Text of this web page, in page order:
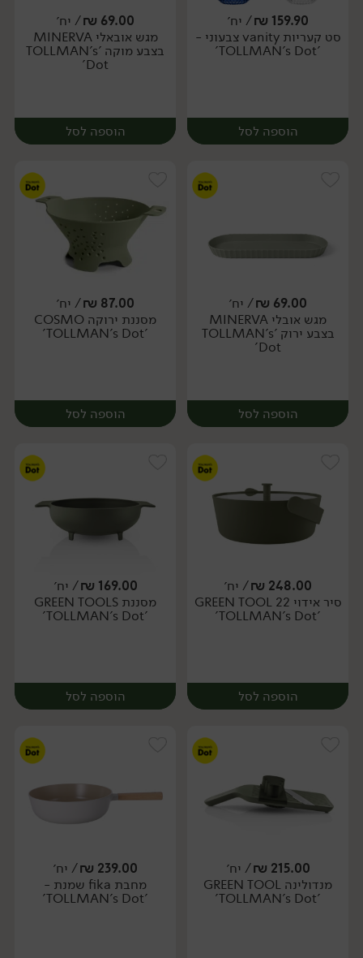
יח׳ יח׳
159.90
₪/ יח׳
סט קעריות vanity צבעוני -
'TOLLMAN's Dot'
הוספה לסל
יח׳
69.00
₪/ יח׳
מגש אובאלי MINERVA
בצבע מוקה 'TOLLMAN's
Dot'
הוספה לסל
יח׳
69.00
₪/ יח׳
מגש אובלי MINERVA
בצבע ירוק 'TOLLMAN's
Dot'
הוספה לסל
יח׳
87.00
₪/ יח׳
מסננת ירוקה COSMO
'TOLLMAN's Dot'
הוספה לסל
יח׳
248.00
₪/ יח׳
סיר אידוי GREEN TOOL 22
'TOLLMAN's Dot'
הוספה לסל
יח׳
169.00
₪/ יח׳
מסננת GREEN TOOLS
'TOLLMAN's Dot'
הוספה לסל
יח׳
215.00
₪/ יח׳
מנדולינה GREEN TOOL
'TOLLMAN's Dot'
239.00
₪/ יח׳
מחבת fika שמנת -
'TOLLMAN's Dot'